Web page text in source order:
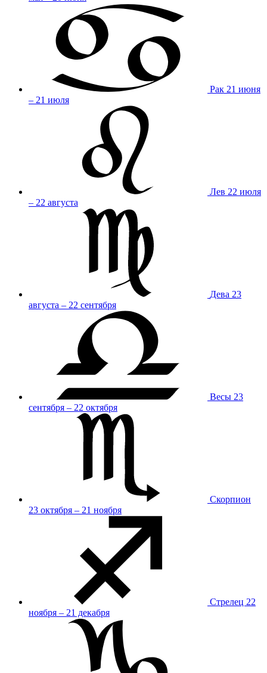
Рак 21 июня
– 21 июля
Лев 22 июля
– 22 августа
Дева 23
августа – 22 сентября
Весы 23
сентября – 22 октября
Скорпион
23 октября – 21 ноября
Стрелец 22
ноября – 21 декабря